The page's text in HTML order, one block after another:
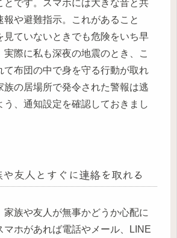
とです。スマホには大きな音と共
報や避難指示。これがあること
見ていないときでも危険をいち早
実際に私も深夜の地震のとき、こ
て布団の中で身を守る行動が取れ
族の居場所で発令された警報は逃
う、通知設定を確認しておきまし
友人とすぐに連絡を取れる
家族や友人が無事かどうか心配に
マホがあれば電話やメール、LINE